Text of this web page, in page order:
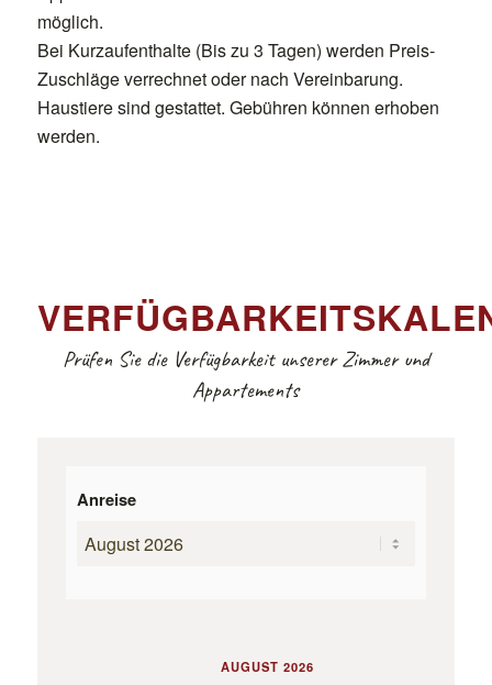
möglich.
Bei Kurzaufenthalte (Bis zu 3 Tagen) werden Preis-
Zuschläge verrechnet oder nach Vereinbarung.
Haustiere sind gestattet. Gebühren können erhoben
werden.
Prüfen Sie die Verfügbarkeit unserer Zimmer und
Appartements
Anreise
AUGUST 2026